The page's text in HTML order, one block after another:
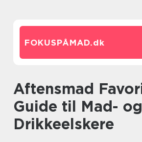
FOKUSPÅMAD.dk
Aftensmad Favoritter: En
Guide til Mad- og
Drikkeelskere